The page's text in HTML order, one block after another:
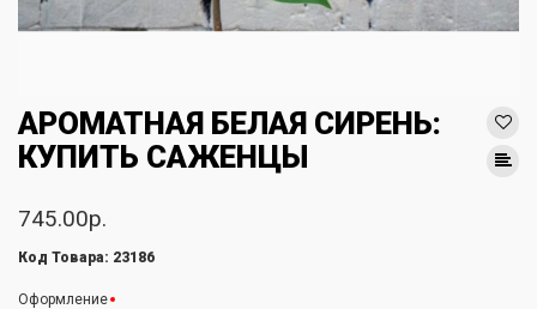
АРОМАТНАЯ БЕЛАЯ СИРЕНЬ:
КУПИТЬ САЖЕНЦЫ
745.00р.
Код Товара: 23186
Оформление